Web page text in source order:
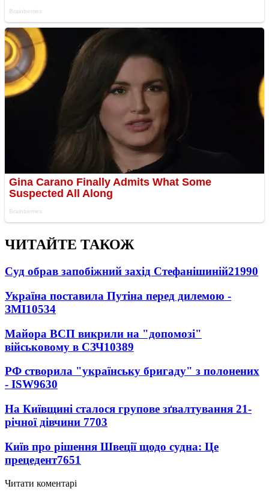
ЧИТАЙТЕ ТАКОЖ
Суд обрав запобіжний захід Стефанішиній21990
Україна поставила Путіна перед дилемою -
ЗМІ10534
Майора ВСП викрили на "допомозі"
військовому в СЗЧ10389
РФ створила "українську бригаду" з полонених
- ISW9630
На Київщині сталося групове зґвалтування 21-
річної дівчини 7703
Київ про рішення Швеції щодо судна: Це
прецедент7651
Читати коментарі